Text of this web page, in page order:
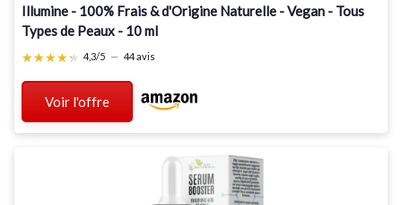
Illumine - 100% Frais & d'Origine Naturelle - Vegan - Tous
Types de Peaux - 10 ml
★★★★★
★★★★★ 4,3/5 — 44 avis
Voir l'offre